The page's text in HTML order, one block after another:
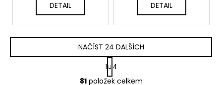
DETAIL DETAIL
O
NAČÍST 24 DALŠÍCH
S
t
r
1
4
81položek celkem